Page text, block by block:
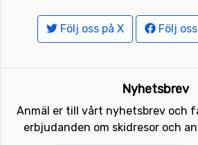
Följ oss på X Följ oss
Nyhetsbrev
Anmäl er till vårt nyhetsbrev och
erbjudanden om skidresor och